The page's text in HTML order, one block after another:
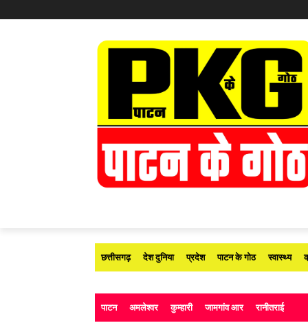
छत्तीसगढ़ देश दुनिया प्रदेश पाटन के गोठ स्वास्थ्य
पाटन अमलेश्वर कुम्हारी जामगांव आर रानीतराई